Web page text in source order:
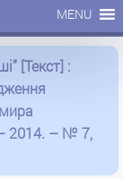
MENU
[Текст] :
2014. – № 7,